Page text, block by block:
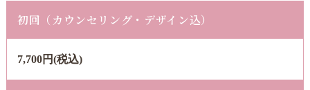
初回（カウンセリング・デザイン込）
7,700円(税込)